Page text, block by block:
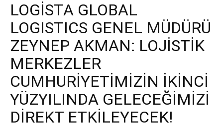
LOGİSTA GLOBAL
LOGISTICS GENEL MÜDÜRÜ
ZEYNEP AKMAN: LOJİSTİK
MERKEZLER
CUMHURİYETİMİZİN İKİNCİ
YÜZYILINDA GELECEĞİMİZİ
DİREKT ETKİLEYECEK!